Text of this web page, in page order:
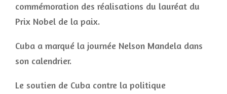
commémoration des réalisations du lauréat du
Prix Nobel de la paix.
Cuba a marqué la journée Nelson Mandela dans
son calendrier.
Le soutien de Cuba contre la politique